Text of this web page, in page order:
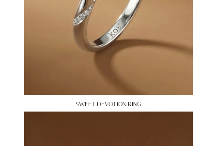
SWEET DEVOTION RING